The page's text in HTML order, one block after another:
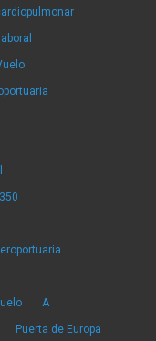
A
Puerta de Europa